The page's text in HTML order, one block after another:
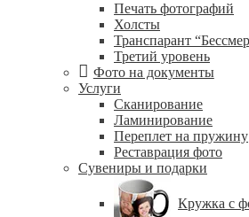
Печать фотографий
Холсты
Транспарант
Третий уровень
Фото на документы
Услуги
Сканирование
Ламинирование
Переплет на пружину
Реставрация фото
Сувениры и подарки
Кружка с